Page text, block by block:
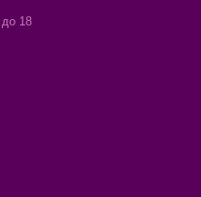
до 18